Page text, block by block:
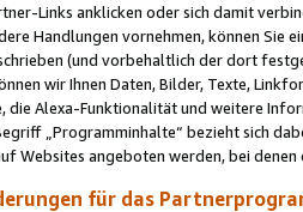
Links anklicken oder sich damit
Handlungen vornehmen, können Sie
(und vorbehaltlich der dort
wir Ihnen Daten, Bilder, Texte,
die Alexa-Funktionalität und weitere
„Programminhalte“ bezieht sich
Websites angeboten werden, bei
für das